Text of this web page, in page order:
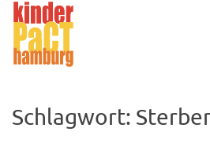
Zum Hauptinhalt springen
Schlagwort: